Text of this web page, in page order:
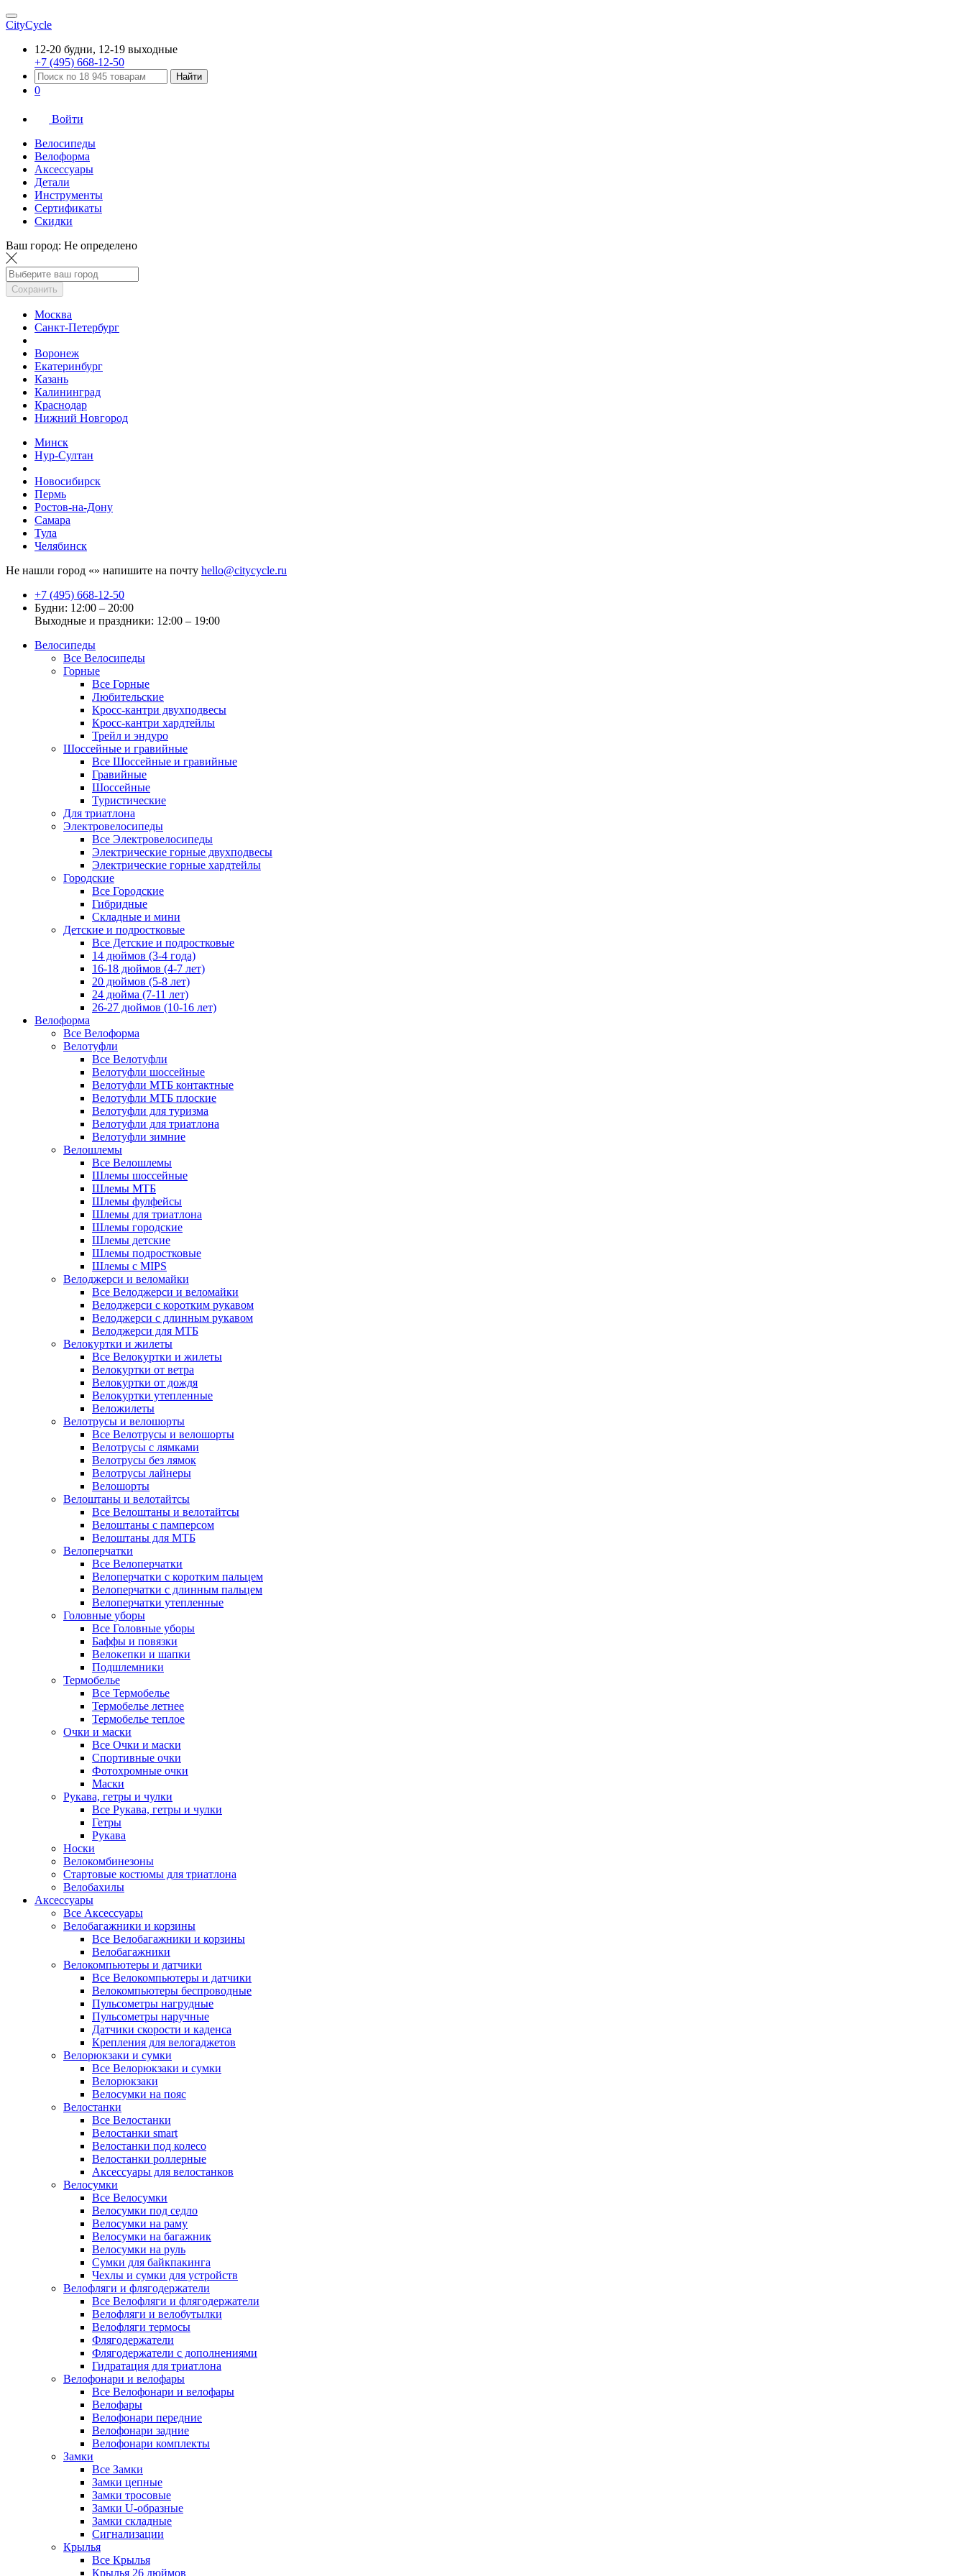
CityCycle
12-20 будни, 12-19 выходные
+7 (495) 668-12-50
Найти
0
Войти
Велосипеды
Велоформа
Аксессуары
Детали
Инструменты
Сертификаты
Скидки
Ваш город: Не определено
Сохранить
Москва
Санкт-Петербург
Воронеж
Екатеринбург
Казань
Калининград
Краснодар
Нижний Новгород
Минск
Нур-Султан
Новосибирск
Пермь
Ростов-на-Дону
Самара
Тула
Челябинск
Не нашли город «» напишите на почту hello@citycycle.ru
+7 (495) 668-12-50
Будни: 12:00 – 20:00
Выходные и праздники: 12:00 – 19:00
Велосипеды
Все Велосипеды
Горные
Все Горные
Любительские
Кросс-кантри двухподвесы
Кросс-кантри хардтейлы
Трейл и эндуро
Шоссейные и гравийные
Все Шоссейные и гравийные
Гравийные
Шоссейные
Туристические
Для триатлона
Электровелосипеды
Все Электровелосипеды
Электрические горные двухподвесы
Электрические горные хардтейлы
Городские
Все Городские
Гибридные
Складные и мини
Детские и подростковые
Все Детские и подростковые
14 дюймов (3-4 года)
16-18 дюймов (4-7 лет)
20 дюймов (5-8 лет)
24 дюйма (7-11 лет)
26-27 дюймов (10-16 лет)
Велоформа
Все Велоформа
Велотуфли
Все Велотуфли
Велотуфли шоссейные
Велотуфли МТБ контактные
Велотуфли МТБ плоские
Велотуфли для туризма
Велотуфли для триатлона
Велотуфли зимние
Велошлемы
Все Велошлемы
Шлемы шоссейные
Шлемы МТБ
Шлемы фулфейсы
Шлемы для триатлона
Шлемы городские
Шлемы детские
Шлемы подростковые
Шлемы с MIPS
Велоджерси и веломайки
Все Велоджерси и веломайки
Велоджерси с коротким рукавом
Велоджерси с длинным рукавом
Велоджерси для МТБ
Велокуртки и жилеты
Все Велокуртки и жилеты
Велокуртки от ветра
Велокуртки от дождя
Велокуртки утепленные
Веложилеты
Велотрусы и велошорты
Все Велотрусы и велошорты
Велотрусы с лямками
Велотрусы без лямок
Велотрусы лайнеры
Велошорты
Велоштаны и велотайтсы
Все Велоштаны и велотайтсы
Велоштаны с памперсом
Велоштаны для МТБ
Велоперчатки
Все Велоперчатки
Велоперчатки с коротким пальцем
Велоперчатки с длинным пальцем
Велоперчатки утепленные
Головные уборы
Все Головные уборы
Баффы и повязки
Велокепки и шапки
Подшлемники
Термобелье
Все Термобелье
Термобелье летнее
Термобелье теплое
Очки и маски
Все Очки и маски
Спортивные очки
Фотохромные очки
Маски
Рукава, гетры и чулки
Все Рукава, гетры и чулки
Гетры
Рукава
Носки
Велокомбинезоны
Стартовые костюмы для триатлона
Велобахилы
Аксессуары
Все Аксессуары
Велобагажники и корзины
Все Велобагажники и корзины
Велобагажники
Велокомпьютеры и датчики
Все Велокомпьютеры и датчики
Велокомпьютеры беспроводные
Пульсометры нагрудные
Пульсометры наручные
Датчики скорости и каденса
Крепления для велогаджетов
Велорюкзаки и сумки
Все Велорюкзаки и сумки
Велорюкзаки
Велосумки на пояс
Велостанки
Все Велостанки
Велостанки smart
Велостанки под колесо
Велостанки роллерные
Аксессуары для велостанков
Велосумки
Все Велосумки
Велосумки под седло
Велосумки на раму
Велосумки на багажник
Велосумки на руль
Сумки для байкпакинга
Чехлы и сумки для устройств
Велофляги и флягодержатели
Все Велофляги и флягодержатели
Велофляги и велобутылки
Велофляги термосы
Флягодержатели
Флягодержатели с дополнениями
Гидратация для триатлона
Велофонари и велофары
Все Велофонари и велофары
Велофары
Велофонари передние
Велофонари задние
Велофонари комплекты
Замки
Все Замки
Замки цепные
Замки тросовые
Замки U-образные
Замки складные
Сигнализации
Крылья
Все Крылья
Крылья 26 дюймов